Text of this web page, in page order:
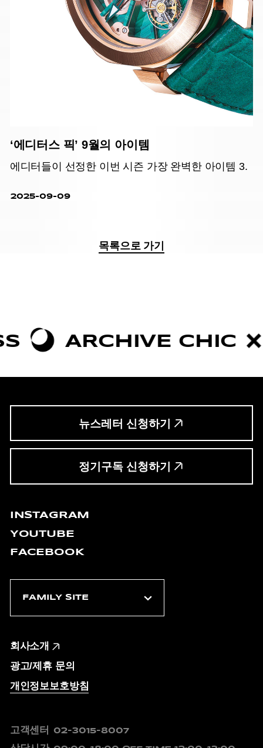
‘에디터스 픽’ 9월의 아이템
에디터들이 선정한 이번 시즌 가장 완벽한 아이템 3.
2025-09-09
목록으로 가기
ARCHIVE CHIC
뉴스레터 신청하기
정기구독 신청하기
INSTAGRAM
YOUTUBE
FACEBOOK
회사소개
광고/제휴 문의
개인정보보호방침
고객센터 02-3015-8007